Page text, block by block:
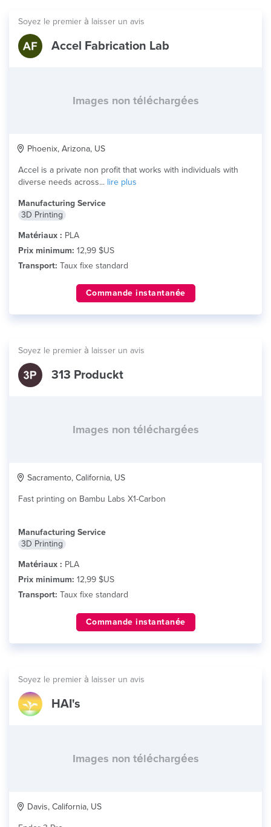
Soyez le premier à laisser un avis
Accel Fabrication Lab
Images non téléchargées
Phoenix, Arizona, US
Accel is a private non profit that works with individuals with
diverse needs across... lire plus
Manufacturing Service
3D Printing
Matériaux : PLA
Prix minimum: 12,99 $US
Transport: Taux fixe standard
Commande instantanée
Soyez le premier à laisser un avis
313 Produckt
Images non téléchargées
Sacramento, California, US
Fast printing on Bambu Labs X1-Carbon
Manufacturing Service
3D Printing
Matériaux : PLA
Prix minimum: 12,99 $US
Transport: Taux fixe standard
Commande instantanée
Soyez le premier à laisser un avis
HAI's
Images non téléchargées
Davis, California, US